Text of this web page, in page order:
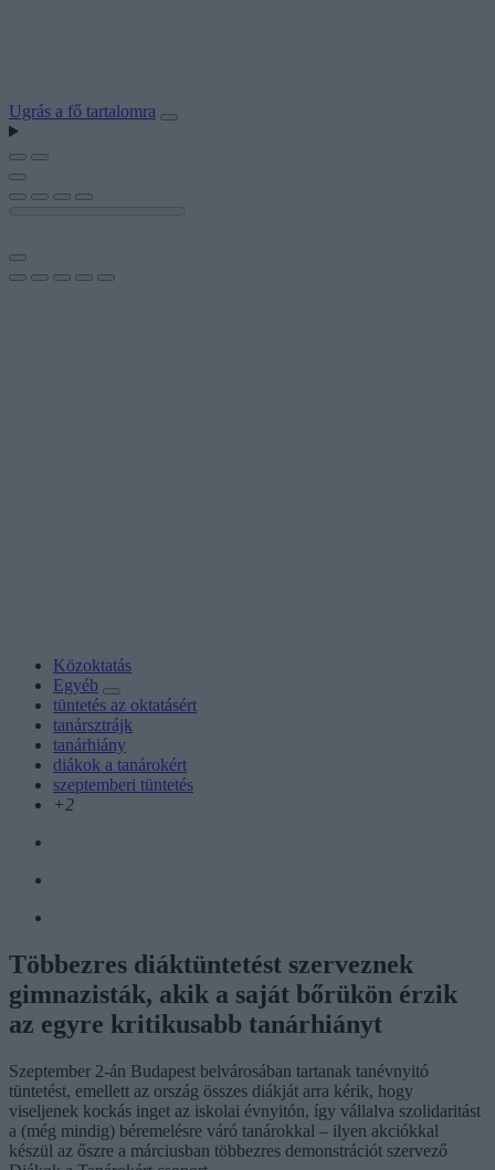
Ugrás a fő tartalomra
Közoktatás
Egyéb
tüntetés az oktatásért
tanársztrájk
tanárhiány
diákok a tanárokért
szeptemberi tüntetés
+2
Többezres diáktüntetést szerveznek
gimnazisták, akik a saját bőrükön érzik
az egyre kritikusabb tanárhiányt
Szeptember 2-án Budapest belvárosában tartanak tanévnyitó
tüntetést, emellett az ország összes diákját arra kérik, hogy
viseljenek kockás inget az iskolai évnyitón, így vállalva szolidaritást
a (még mindig) béremelésre váró tanárokkal – ilyen akciókkal
készül az őszre a márciusban többezres demonstrációt szervező